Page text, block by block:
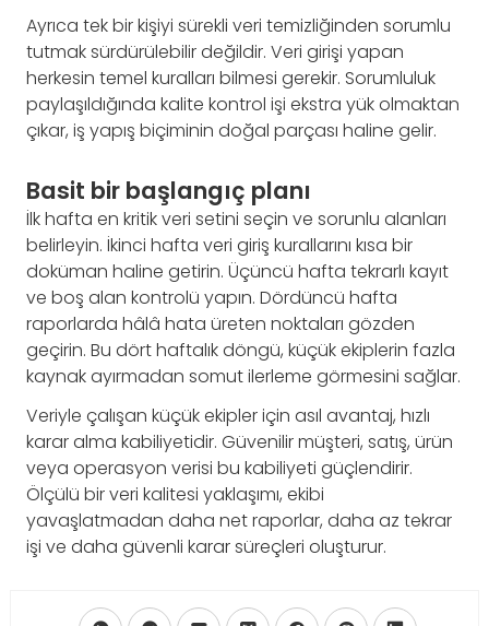
Ayrıca tek bir kişiyi sürekli veri temizliğinden sorumlu
tutmak sürdürülebilir değildir. Veri girişi yapan
herkesin temel kuralları bilmesi gerekir. Sorumluluk
paylaşıldığında kalite kontrol işi ekstra yük olmaktan
çıkar, iş yapış biçiminin doğal parçası haline gelir.
Basit bir başlangıç planı
İlk hafta en kritik veri setini seçin ve sorunlu alanları
belirleyin. İkinci hafta veri giriş kurallarını kısa bir
doküman haline getirin. Üçüncü hafta tekrarlı kayıt
ve boş alan kontrolü yapın. Dördüncü hafta
raporlarda hâlâ hata üreten noktaları gözden
geçirin. Bu dört haftalık döngü, küçük ekiplerin fazla
kaynak ayırmadan somut ilerleme görmesini sağlar.
Veriyle çalışan küçük ekipler için asıl avantaj, hızlı
karar alma kabiliyetidir. Güvenilir müşteri, satış, ürün
veya operasyon verisi bu kabiliyeti güçlendirir.
Ölçülü bir veri kalitesi yaklaşımı, ekibi
yavaşlatmadan daha net raporlar, daha az tekrar
işi ve daha güvenli karar süreçleri oluşturur.